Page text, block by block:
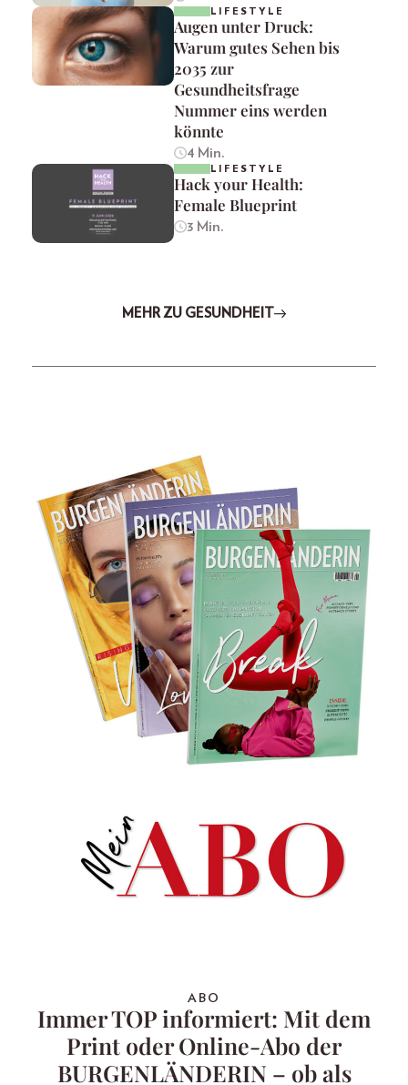
LIFESTYLE
Augen unter Druck:
Warum gutes Sehen bis
2035 zur
Gesundheitsfrage
Nummer eins werden
könnte
4 Min.
LIFESTYLE
Hack your Health:
Female Blueprint
3 Min.
MEHR ZU GESUNDHEIT
ABO
Immer TOP informiert: Mit dem
Print oder Online-Abo der
BURGENLÄNDERIN – ob als